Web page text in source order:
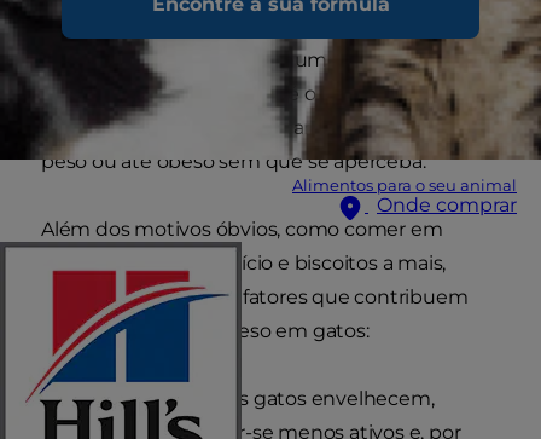
Alimentos para o seu animal
Onde comprar
alimentação é um dos elementos que fortalece
o vínculo entre animais e humanos. Com o peso
a mudar gradualmente, até o gato mais bem
tratado pode acabar por ficar com excesso de
peso ou até obeso sem que se aperceba.
Além dos motivos óbvios, como comer em
excesso, pouco exercício e biscoitos a mais,
podem existir outros fatores que contribuem
para o aumento de peso em gatos:
À medida que os gatos envelhecem,
tendem a tornar-se menos ativos e, por